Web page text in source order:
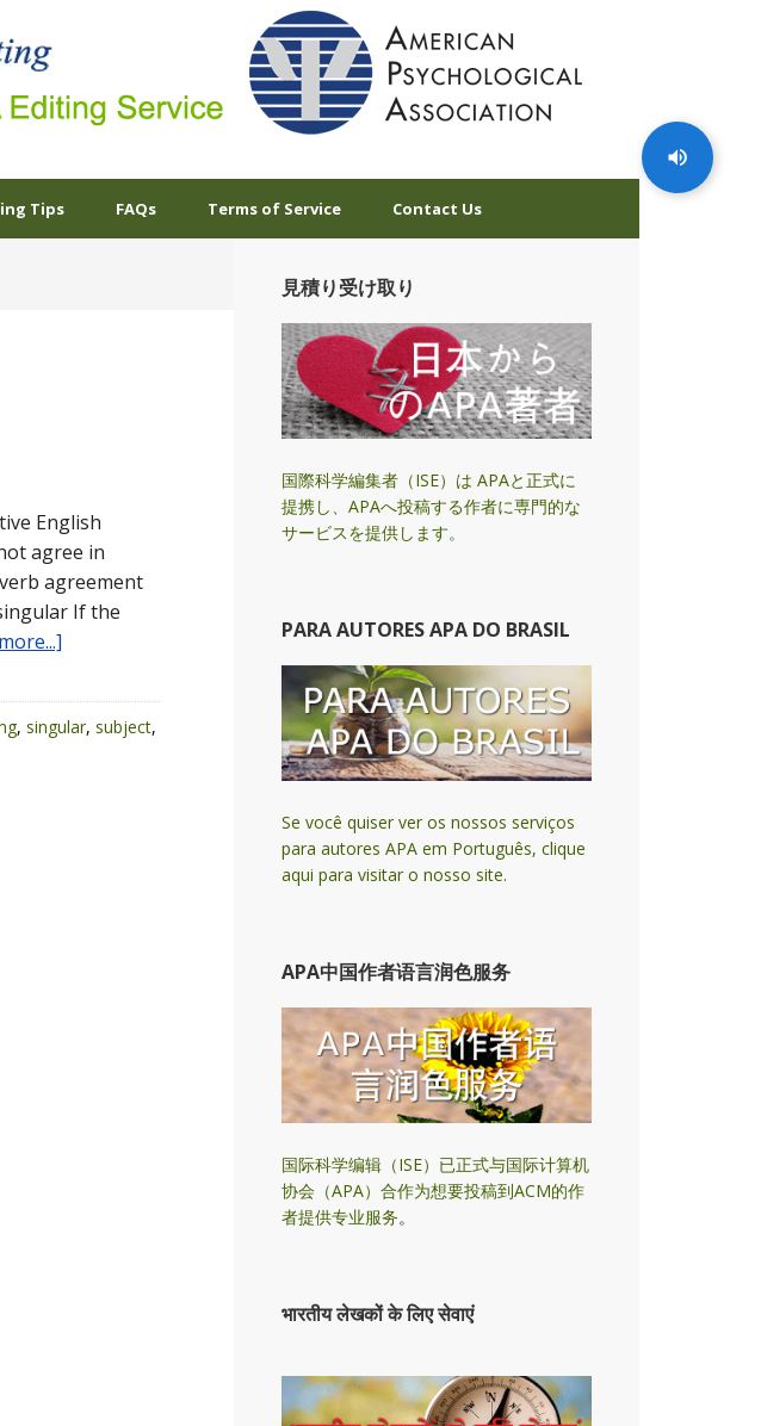
Tips FAQs Terms of Service Contact Us
English
agree in
agreement
If the
, singular, subject,
見積り受け取り
国際科学編集者（ISE）は APAと正式に
提携し、APAへ投稿する作者に専門的な
サービスを提供します。
PARA AUTORES APA DO BRASIL
Se você quiser ver os nossos serviços
para autores APA em Português, clique
aqui para visitar o nosso site.
APA中国作者语言润色服务
国际科学编辑（ISE）已正式与国际计算机
协会（APA）合作为想要投稿到ACM的作
者提供专业服务。
भारतीय लेखकों के लिए सेवाएं